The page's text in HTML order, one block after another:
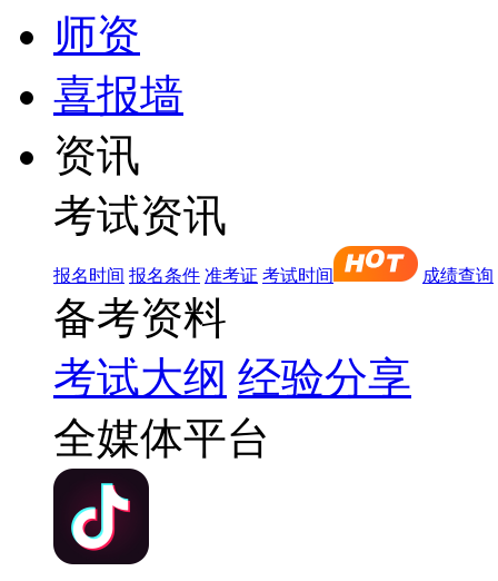
师资
喜报墙
资讯
考试资讯
报名时间 报名条件 准考证 考试时间 成绩查询
备考资料
考试大纲 经验分享
全媒体平台